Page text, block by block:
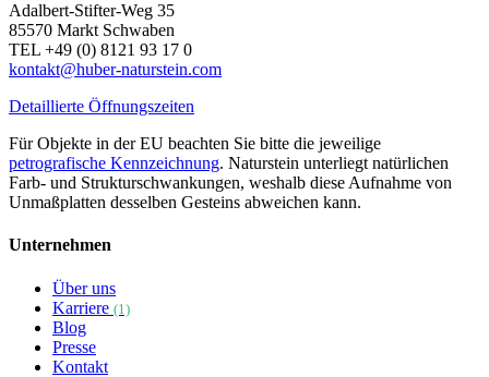
Adalbert-Stifter-Weg 35
85570 Markt Schwaben
TEL +49 (0) 8121 93 17 0
kontakt@huber-naturstein.com
Detaillierte Öffnungszeiten
Für Objekte in der EU beachten Sie bitte die jeweilige
petrografische Kennzeichnung. Naturstein unterliegt natürlichen
Farb- und Strukturschwankungen, weshalb diese Aufnahme von
Unmaßplatten desselben Gesteins abweichen kann.
Unternehmen
Über uns
Karriere (1)
Blog
Presse
Kontakt